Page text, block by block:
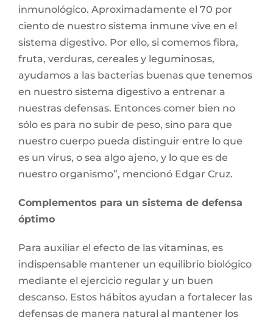
inmunológico. Aproximadamente el 70 por
ciento de nuestro sistema inmune vive en el
sistema digestivo. Por ello, si comemos fibra,
fruta, verduras, cereales y leguminosas,
ayudamos a las bacterias buenas que tenemos
en nuestro sistema digestivo a entrenar a
nuestras defensas. Entonces comer bien no
sólo es para no subir de peso, sino para que
nuestro cuerpo pueda distinguir entre lo que
es un virus, o sea algo ajeno, y lo que es de
nuestro organismo”, mencionó Edgar Cruz.
Complementos para un sistema de defensa
óptimo
Para auxiliar el efecto de las vitaminas, es
indispensable mantener un equilibrio biológico
mediante el ejercicio regular y un buen
descanso. Estos hábitos ayudan a fortalecer las
defensas de manera natural al mantener los